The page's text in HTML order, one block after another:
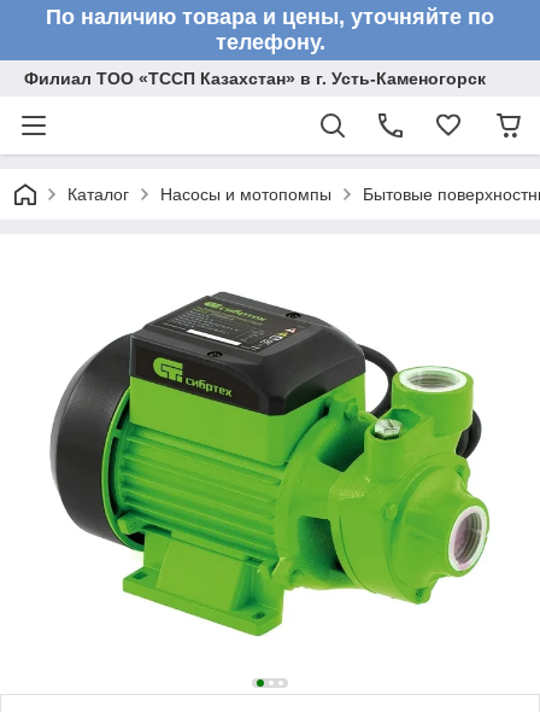
По наличию товара и цены, уточняйте по
телефону.
Филиал ТОО «ТССП Казахстан» в г. Усть-Каменогорск
Каталог Насосы и мотопомпы Бытовые